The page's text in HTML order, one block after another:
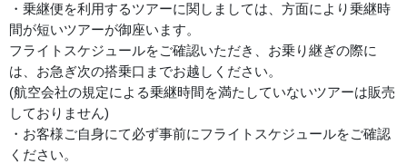
・乗継便を利用するツアーに関しましては、方面により乗継時
間が短いツアーが御座います。
フライトスケジュールをご確認いただき、お乗り継ぎの際に
は、お急ぎ次の搭乗口までお越しください。
(航空会社の規定による乗継時間を満たしていないツアーは販売
しておりません)
・お客様ご自身にて必ず事前にフライトスケジュールをご確認
ください。